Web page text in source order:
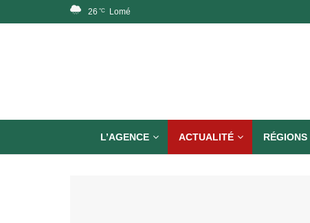
26 °C Lomé
L’AGENCE ACTUALITÉ RÉGIONS